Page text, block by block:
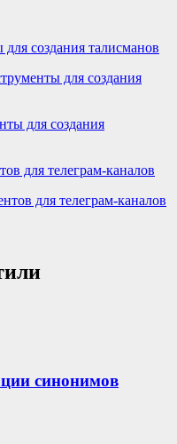
создания талисманов
для создания
для создания
для телеграм-каналов
для телеграм-каналов
синонимов